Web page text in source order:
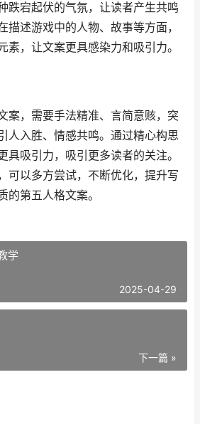
跌宕起伏的气氛，让读者产生共鸣
描述游戏中的人物、故事等方面，
素，让文案更具感染力和吸引力。
案，需要手法精准、言简意赅，突
人入胜、情感共鸣。通过精心构思
具吸引力，吸引更多读者的关注。
可以多方尝试，不断优化，提升写
的第五人格文案。
学
2025-04-29
下一篇 »